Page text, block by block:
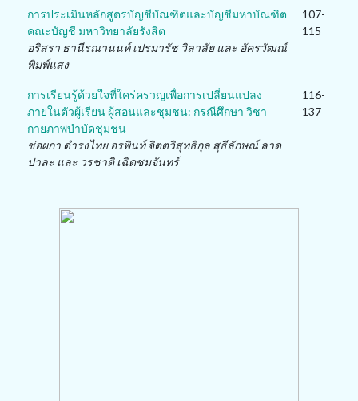
การประเมินหลักสูตรบัญชีบัณฑิตและบัญชีมหาบัณฑิต
คณะบัญชี มหาวิทยาลัยรังสิต
อริสรา ธานีรณานนท์ เปรมารัช วิลาลัย และ อัครวัฒณ์
พิมพ์แสง
107-
115
การเรียนรู้ด้วยใจที่ใคร่ครวญเพื่อการเปลี่ยนแปลง
ภายในตัวผู้เรียน ผู้สอนและชุมชน: กรณีศึกษา วิชา
กายภาพบำบัดชุมชน
ช่อผกา ดำรงไทย อรพินท์ จิตตวิสุทธิกุล สุธีลักษณ์ ลาด
ปาละ และ วรชาติ เฉิดชมจันทร์
116-
137